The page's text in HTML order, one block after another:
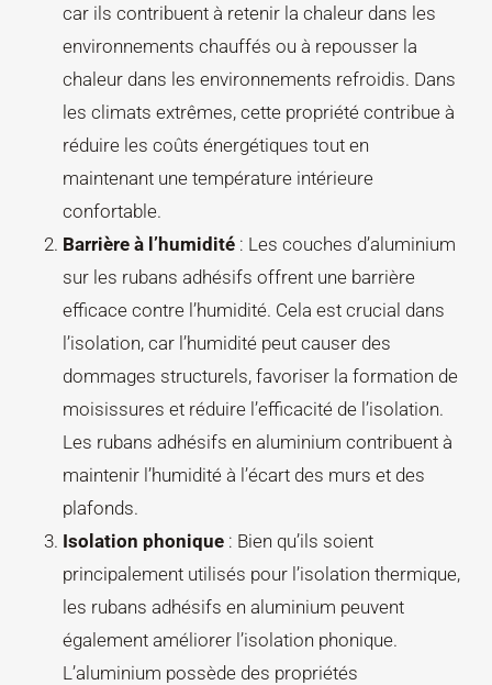
car ils contribuent à retenir la chaleur dans les
environnements chauffés ou à repousser la
chaleur dans les environnements refroidis. Dans
les climats extrêmes, cette propriété contribue à
réduire les coûts énergétiques tout en
maintenant une température intérieure
confortable.
Barrière à l’humidité: Les couches d’aluminium
sur les rubans adhésifs offrent une barrière
efficace contre l’humidité. Cela est crucial dans
l’isolation, car l’humidité peut causer des
dommages structurels, favoriser la formation de
moisissures et réduire l’efficacité de l’isolation.
Les rubans adhésifs en aluminium contribuent à
maintenir l’humidité à l’écart des murs et des
plafonds.
Isolation phonique: Bien qu’ils soient
principalement utilisés pour l’isolation thermique,
les rubans adhésifs en aluminium peuvent
également améliorer l’isolation phonique.
L’aluminium possède des propriétés